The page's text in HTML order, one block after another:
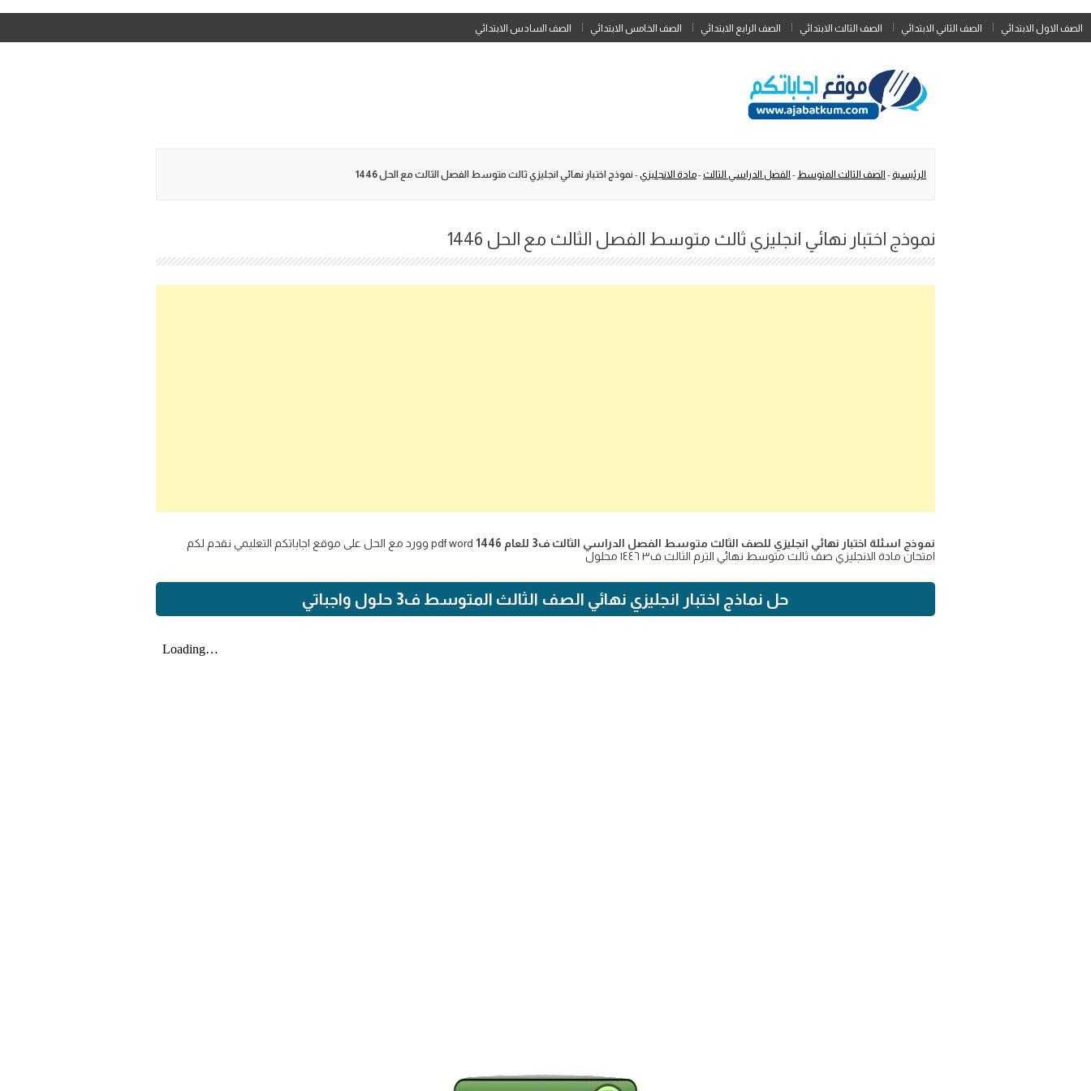
Skip
to
الصف الاول الابتدائي الصف الثاني الابتدائي الصف الثالث الابتدائي الصف الرابع الابتدائي الصف الخامس الابتدائي الصف السادس الابتدائي
الرئيسية - الصف الثالث المتوسط - الفصل الدراسي الثالث-مادة الانجليزي -نموذج اختبار نهائي انجليزي ثالث متوسط الفصل الثالث مع الحل 1446
نموذج اختبار نهائي انجليزي ثالث متوسط الفصل الثالث مع الحل 1446
نموذج اسئلة اختبار نهائي انجليزي للصف الثالث متوسط الفصل الدراسي الثالث ف3 للعام 1446
pdf word وورد مع الحل على موقع اجاباتكم التعليمي نقدم لكم
امتحان مادة الانجليزي صف ثالث متوسط نهائي الترم الثالث ف٣ ١٤٤٦ محلول
حل نماذج اختبار انجليزي نهائي الصف الثالث المتوسط ف3 حلول واجباتي